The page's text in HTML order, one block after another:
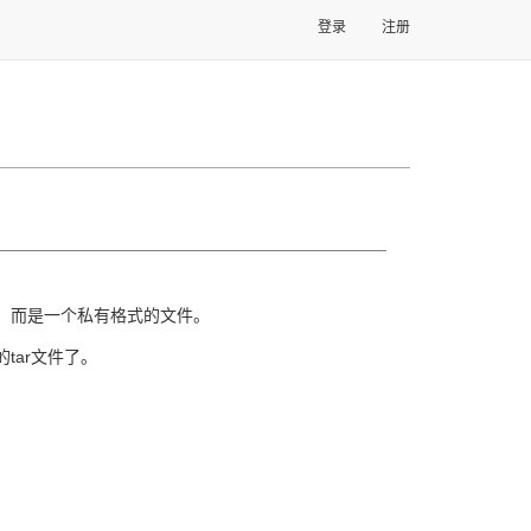
登录 注册
是一个私有格式的文件。
文件了。